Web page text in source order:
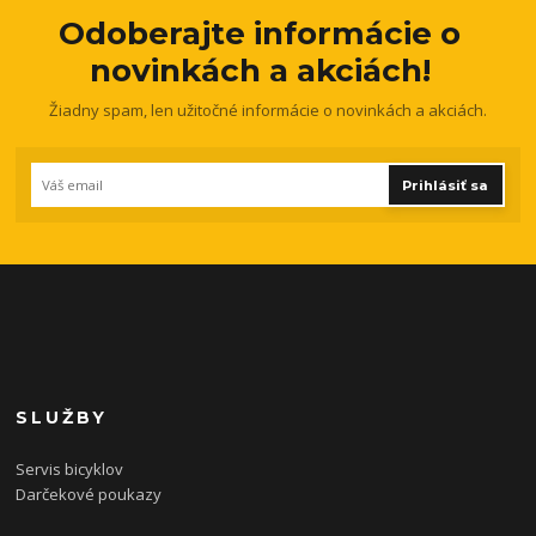
Odoberajte informácie o
novinkách a akciách!
Žiadny spam, len užitočné informácie o novinkách a akciách.
Prihlásiť sa
SLUŽBY
Servis bicyklov
Darčekové poukazy